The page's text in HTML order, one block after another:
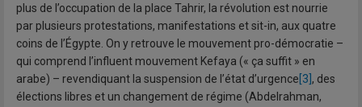
plus de l’occupation de la place Tahrir, la révolution est nourrie
par plusieurs protestations, manifestations et sit-in, aux quatre
coins de l’Égypte. On y retrouve le mouvement pro-démocratie –
qui comprend l’influent mouvement Kefaya (« ça suffit » en
arabe) – revendiquant la suspension de l’état d’urgence [3] , des
élections libres et un changement de régime (Abdelrahman,